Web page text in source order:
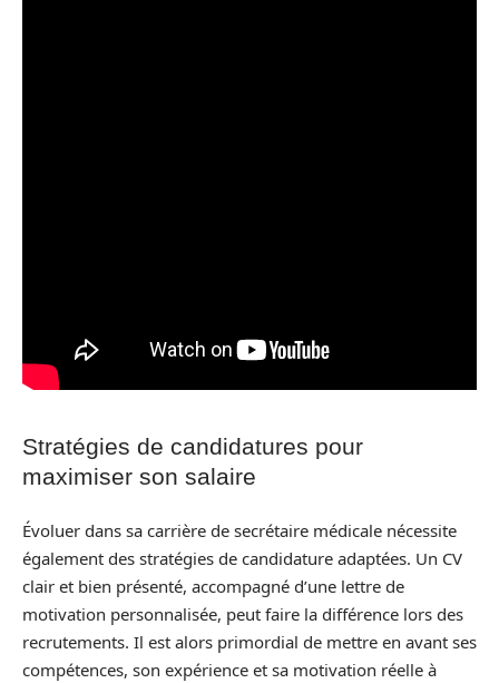
Stratégies de candidatures pour
maximiser son salaire
Évoluer dans sa carrière de secrétaire médicale nécessite
également des stratégies de candidature adaptées. Un CV
clair et bien présenté, accompagné d’une lettre de
motivation personnalisée, peut faire la différence lors des
recrutements. Il est alors primordial de mettre en avant ses
compétences, son expérience et sa motivation réelle à